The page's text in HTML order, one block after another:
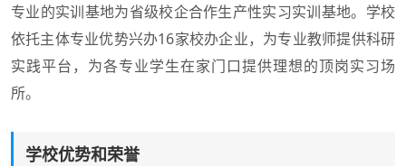
专业的实训基地为省级校企合作生产性实习实训基地。学校
依托主体专业优势兴办16家校办企业，为专业教师提供科研
实践平台，为各专业学生在家门口提供理想的顶岗实习场
所。
学校优势和荣誉